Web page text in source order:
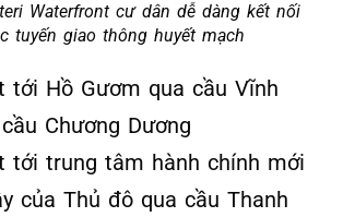
Waterfront cư dân dễ dàng kết nối
tuyến giao thông huyết mạch
tới Hồ Gươm qua cầu Vĩnh
Chương Dương
tới trung tâm hành chính mới
của Thủ đô qua cầu Thanh